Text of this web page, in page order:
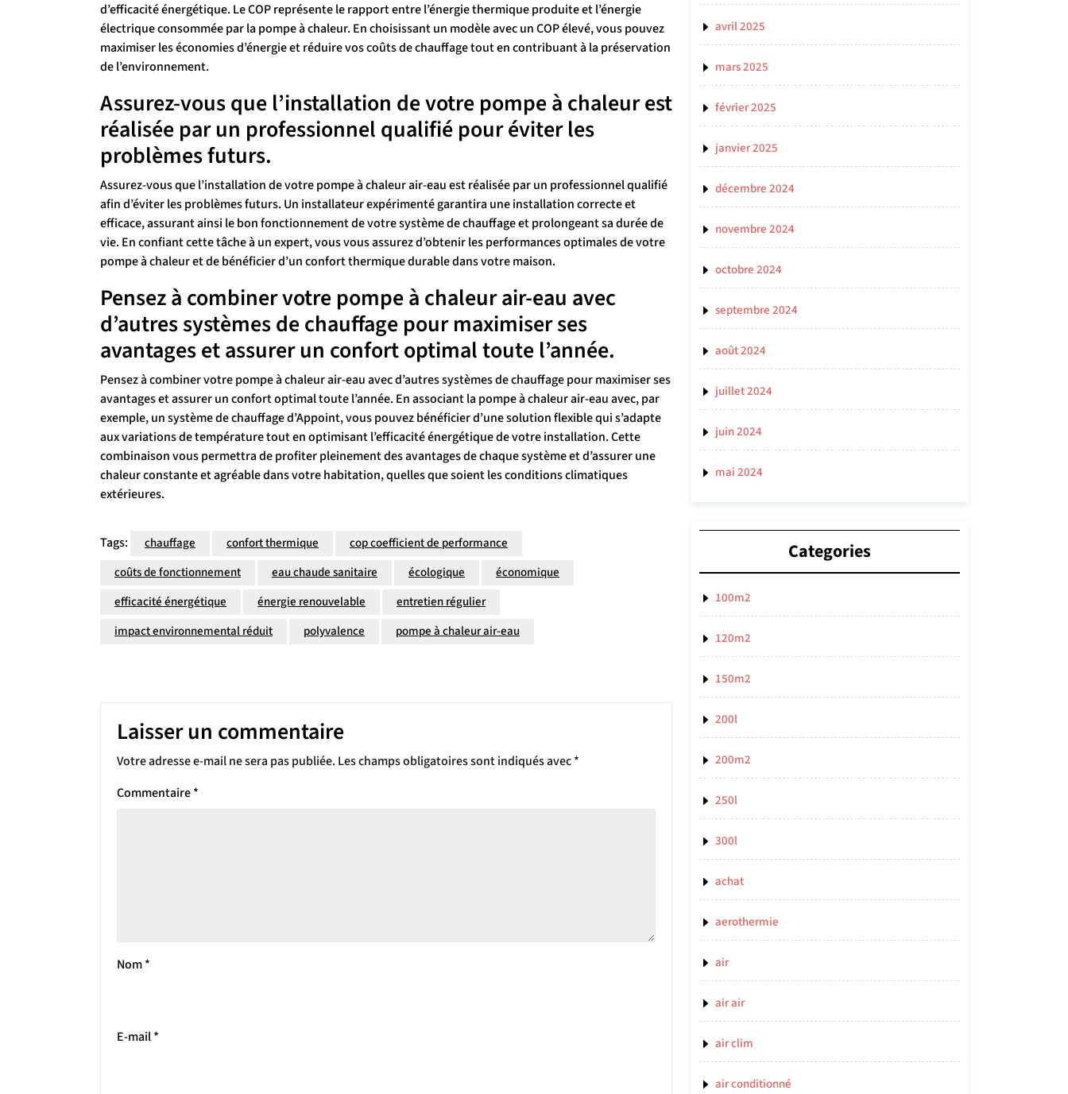
d’efficacité énergétique. Le COP représente le rapport entre l’énergie thermique produite et l’énergie
électrique consommée par la pompe à chaleur. En choisissant un modèle avec un COP élevé, vous pouvez
maximiser les économies d’énergie et réduire vos coûts de chauffage tout en contribuant à la préservation
de l’environnement.
Assurez-vous que l’installation de votre pompe à chaleur est
réalisée par un professionnel qualifié pour éviter les
problèmes futurs.
Assurez-vous que l’installation de votre pompe à chaleur air-eau est réalisée par un professionnel qualifié
afin d’éviter les problèmes futurs. Un installateur expérimenté garantira une installation correcte et
efficace, assurant ainsi le bon fonctionnement de votre système de chauffage et prolongeant sa durée de
vie. En confiant cette tâche à un expert, vous vous assurez d’obtenir les performances optimales de votre
pompe à chaleur et de bénéficier d’un confort thermique durable dans votre maison.
Pensez à combiner votre pompe à chaleur air-eau avec
d’autres systèmes de chauffage pour maximiser ses
avantages et assurer un confort optimal toute l’année.
Pensez à combiner votre pompe à chaleur air-eau avec d’autres systèmes de chauffage pour maximiser ses
avantages et assurer un confort optimal toute l’année. En associant la pompe à chaleur air-eau avec, par
exemple, un système de chauffage d’Appoint, vous pouvez bénéficier d’une solution flexible qui s’adapte
aux variations de température tout en optimisant l’efficacité énergétique de votre installation. Cette
combinaison vous permettra de profiter pleinement des avantages de chaque système et d’assurer une
chaleur constante et agréable dans votre habitation, quelles que soient les conditions climatiques
extérieures.
Tags: chauffage confort thermique
cop coefficient de performance
coûts de fonctionnement
eau chaude sanitaire écologique
économique
efficacité énergétique
énergie renouvelable
entretien régulier
impact environnemental réduit
polyvalence pompe à chaleur air-eau
Laisser un commentaire
Votre adresse e-mail ne sera pas publiée. Les champs obligatoires sont indiqués avec*
Commentaire*
Nom*
E-mail*
avril 2025
mars 2025
février 2025
janvier 2025
décembre 2024
novembre 2024
octobre 2024
septembre 2024
août 2024
juillet 2024
juin 2024
mai 2024
Categories
100m2
120m2
150m2
200l
200m2
250l
300l
achat
aerothermie
air
air air
air clim
air conditionné